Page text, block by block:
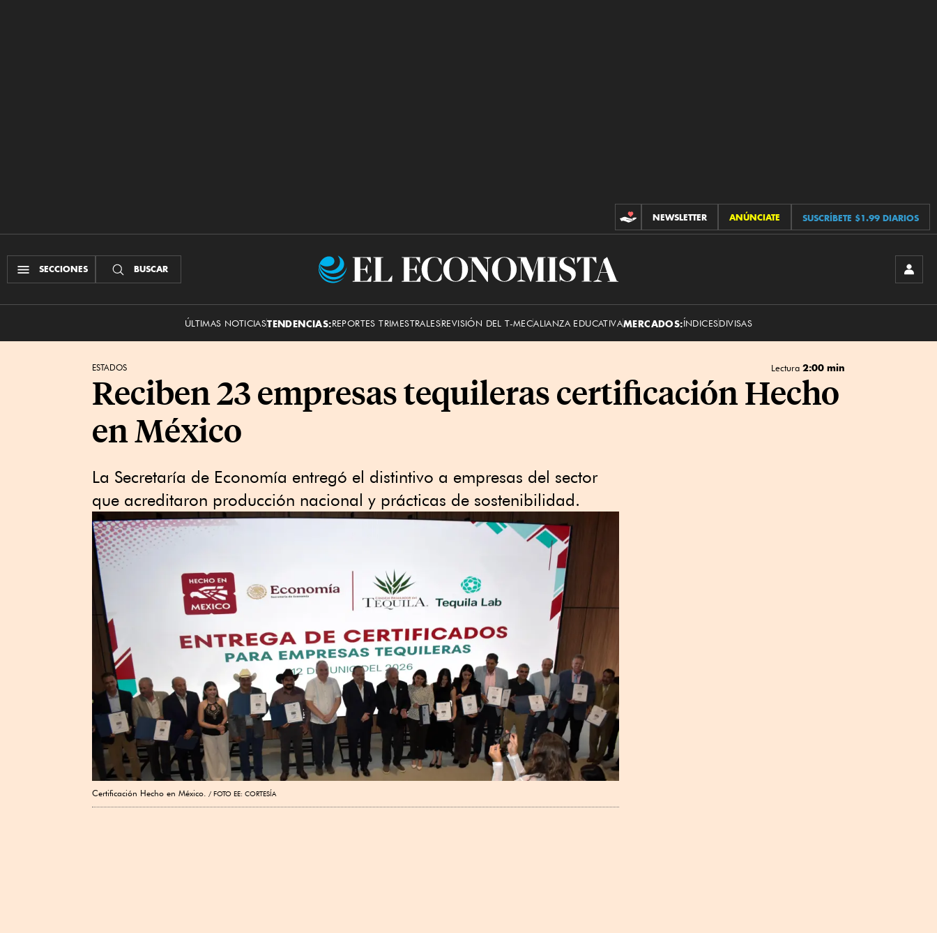
CONTRIBUCIONES
NEWSLETTER ANÚNCIATE SUSCRÍBETE $1.99 DIARIOS
SECCIONES BUSCAR
El
ÚLTIMAS NOTICIASTENDENCIAS:REPORTES TRIMESTRALESREVISIÓN DEL T-MECALIANZA EDUCATIVAMERCADOS:ÍNDICESDIVISAS
ESTADOS Lectura 2:00 min
Reciben 23 empresas tequileras certificación Hecho
en México
La Secretaría de Economía entregó el distintivo a empresas del sector
que acreditaron producción nacional y prácticas de sostenibilidad.
Certificación Hecho en México. FOTO EE: CORTESÍA